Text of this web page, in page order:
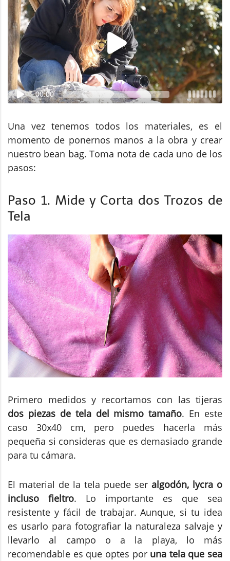
00:00
Una vez tenemos todos los materiales, es el
momento de ponernos manos a la obra y crear
nuestro bean bag. Toma nota de cada uno de los
pasos:
Paso 1. Mide y Corta dos Trozos de
Tela
Primero medidos y recortamos con las tijeras
dos piezas de tela del mismo tamaño. En este
caso 30x40 cm, pero puedes hacerla más
pequeña si consideras que es demasiado grande
para tu cámara.
El material de la tela puede ser algodón, lycra o
incluso fieltro. Lo importante es que sea
resistente y fácil de trabajar. Aunque, si tu idea
es usarlo para fotografiar la naturaleza salvaje y
llevarlo al campo o a la playa, lo más
recomendable es que optes por una tela que sea